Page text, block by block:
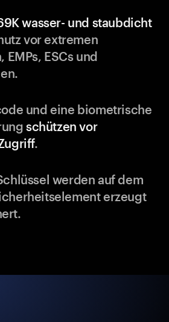
wasser- und staubdicht
vor extremen
EMPs, ESCs und
und eine biometrische
schützen vor
.
werden auf dem
erzeugt